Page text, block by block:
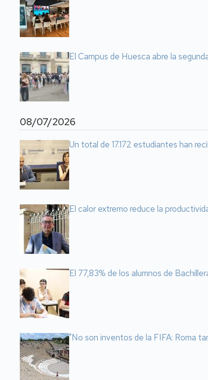
El Campus de Huesca abre la
08/07/2026
Un total de 17.172 estudiantes han
El calor extremo reduce la
El 77,83% de los alumnos de
"No son inventos de la FIFA: Roma